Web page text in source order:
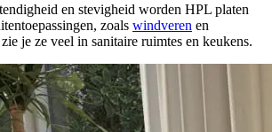
en stevigheid worden HPL platen
zoals windveren en
je ze veel in sanitaire ruimtes en keukens.